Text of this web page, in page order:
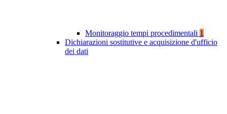
Monitoraggio tempi procedimentali 1
Dichiarazioni sostitutive e acquisizione d'ufficio
dei dati